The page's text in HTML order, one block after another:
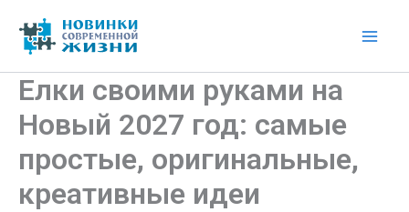
Елки своими руками на
Новый 2027 год: самые
простые, оригинальные,
креативные идеи